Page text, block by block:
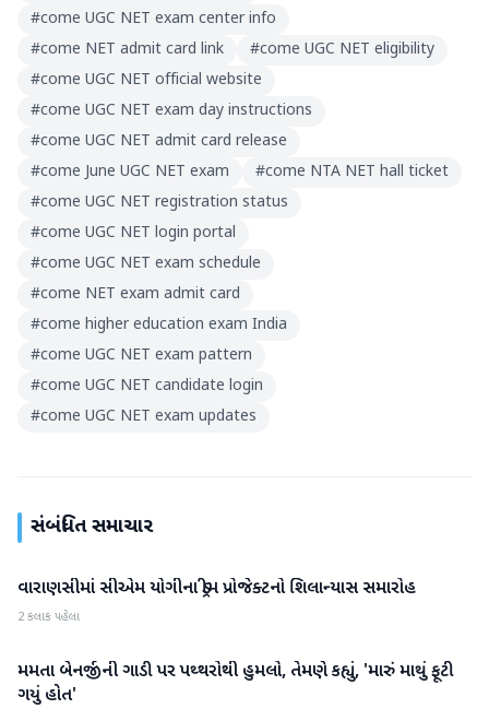
#come UGC NET exam center info
#come NET admit card link #come UGC NET eligibility
#come UGC NET official website
#come UGC NET exam day instructions
#come UGC NET admit card release
#come June UGC NET exam #come NTA NET hall ticket
#come UGC NET registration status
#come UGC NET login portal
#come UGC NET exam schedule
#come NET exam admit card
#come higher education exam India
#come UGC NET exam pattern
#come UGC NET candidate login
#come UGC NET exam updates
સંબંધિત સમાચાર
રાષ્ટ્રીય
વારાણસીમાં સીએમ યોગીના ડ્રીમ પ્રોજેક્ટનો શિલાન્યાસ સમારોહ
2 કલાક પહેલા
રાષ્ટ્રીય
મમતા બેનર્જીની ગાડી પર પથ્થરોથી હુમલો, તેમણે કહ્યું, 'મારું માથું ફૂટી
ગયું હોત'